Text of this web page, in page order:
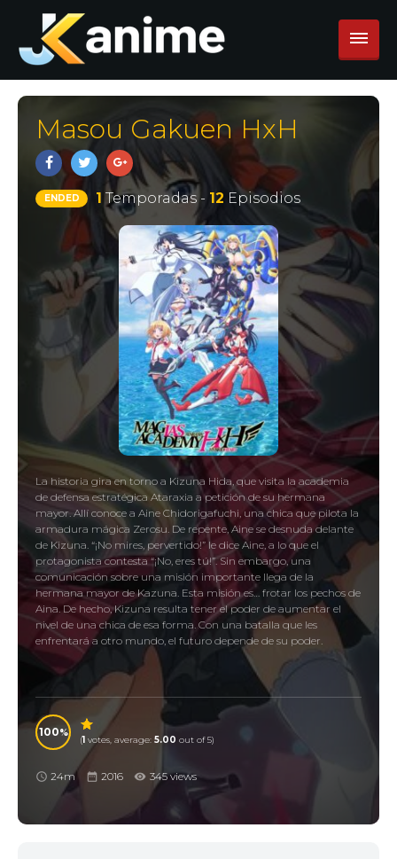
Masou Gakuen HxH
ENDED 1 Temporadas - 12 Episodios
La historia gira en torno a Kizuna Hida, que visita la academia
de defensa estratégica Ataraxia a petición de su hermana
mayor. Allí conoce a Aine Chidorigafuchi, una chica que pilota la
armadura mágica Zerosu. De repente, Aine se desnuda delante
de Kizuna. “¡No mires, pervertido!” le dice Aine, a lo que el
protagonista contesta “¡No, eres tú!”. Sin embargo, una
comunicación sobre una misión importante llega de la
hermana mayor de Kazuna. Esta misión es… frotar los pechos de
Aina. De hecho, Kizuna resulta tener el poder de aumentar el
nivel de una chica de esa forma. Con una batalla que les
enfrentará a otro mundo, el futuro depende de su poder.
100
(1 votes, average: 5.00 out of 5)
24m 2016 345 views